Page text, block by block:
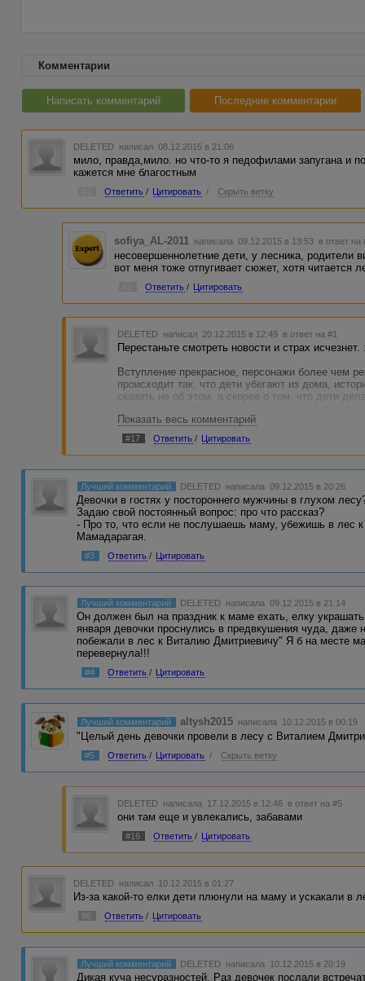
Комментарии
Написать комментарий Последние комментарии
DELETED написал 08.12.2015 в 21:06
мило, правда,мило. но что-то я педофилами запугана и
кажется мне благостным
Ответить / Цитировать / Скрыть ветку
sofiya_AL-2011 написала 09.12.2015 в 13:53 в ответ на
несовершеннолетние дети, у лесника, родители
вот меня тоже отпугивает сюжет, хотя читается
Ответить / Цитировать
DELETED написал 20.12.2015 в 12:49 в ответ на #1
Перестаньте смотреть новости и страх исчезнет.
Вступление прекрасное, персонажи более чем
происходит так, что дети убегают из дома,
сказать не об этом, а скорее о том, что дети
добрая развязка, что еще нужно для детского
Показать весь комментарий
#17 Ответить / Цитировать
Лучший комментарий DELETED написала 09.12.2015 в 20:26
Девочки в гостях у постороннего мужчины в глухом
Задаю свой постоянный вопрос: про что рассказ?
- Про то, что если не послушаешь маму, убежишь в лес
Мамадарагая.
#3 Ответить / Цитировать
Лучший комментарий DELETED написала 09.12.2015 в 21:14
Он должен был на праздник к маме ехать, елку
января девочки проснулись в предвкушения чуда, даже
побежали в лес к Виталию Дмитриевичу" Я б на месте
перевернула!!!
#4 Ответить / Цитировать
Лучший комментарий altysh2015 написала 10.12.2015 в 00:19
"Целый день девочки провели в лесу с Виталием
#5 Ответить / Цитировать / Скрыть ветку
DELETED написала 17.12.2015 в 12:46 в ответ на #5
они там еще и увлекались, забавами
#16 Ответить / Цитировать
DELETED написал 10.12.2015 в 01:27
Из-за какой-то елки дети плюнули на маму и ускакали в
#6 Ответить / Цитировать
Лучший комментарий DELETED написала 10.12.2015 в 20:19
Дикая куча несуразностей. Раз девочек послали